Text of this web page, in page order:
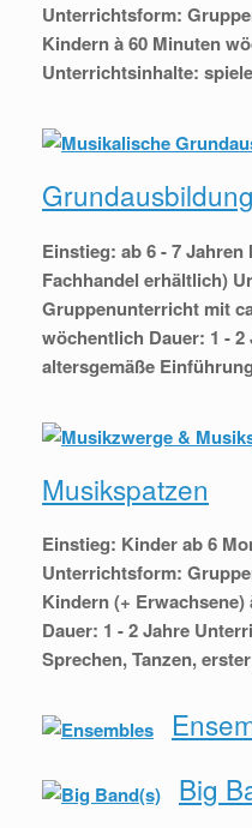
Unterrichtsform:
Kindern à 60 Minuten
Unterrichtsinhalte:
Grundausbildung
Einstieg: ab 6 - 7
Fachhandel erhältlich)
Gruppenunterricht mit
wöchentlich Dauer: 1 -
altersgemäße
Musikspatzen
Einstieg: Kinder ab 6
Unterrichtsform:
Kindern (+
Dauer: 1 - 2 Jahre
Sprechen, Tanzen,
Big